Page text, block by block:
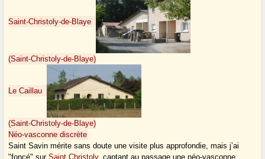
Saint-Christoly-de-Blaye
(Saint-Christoly-de-Blaye)
Le Caillau
(Saint-Christoly-de-Blaye)
Néo-vasconne discrète
Saint Savin mérite sans doute une visite plus approfondie, mais j’ai
"foncé" surSaint Christoly, captant au passage une néo-vasconne